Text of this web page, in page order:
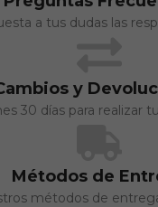
a tus dudas las
y
30 días para realizar
Métodos de
métodos de